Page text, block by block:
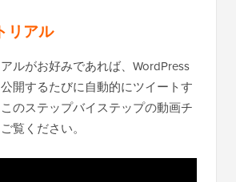
リアル
ルがお好みであれば、WordPress
開するたびに自動的にツイートす
のステップバイステップの動画チ
覧ください。